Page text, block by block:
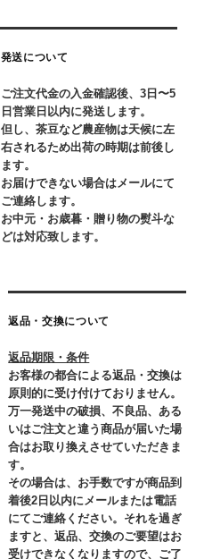
発送について
ご注文代金の入金確認後、3日〜5
日営業日以内に発送します。
但し、茶豆など農産物は天候に左
右されるため出荷の時期は前後し
ます。
お届けできない場合はメールにて
ご連絡します。
お中元・お歳暮・贈り物の熨斗な
どは対応致します。
返品・交換について
返品期限・条件
お客様の都合による返品・交換は
原則的に受け付けておりません。
万一発送中の破損、不良品、ある
いはご注文と違う商品が届いた場
合はお取り換えさせていただきま
す。
その場合は、お手数ですが商品到
着後2日以内にメールまたは電話
にてご連絡ください。それを過ぎ
ますと、返品、交換のご要望はお
受けできなくなりますので、ご了